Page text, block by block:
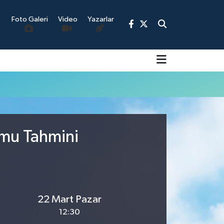
Foto Galeri Video Yazarlar
Tahmini
22 Mart Pazar
12:30